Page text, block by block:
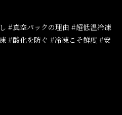
#真空パックの理由 #超低温冷凍
#酸化を防ぐ #冷凍こそ鮮度 #安